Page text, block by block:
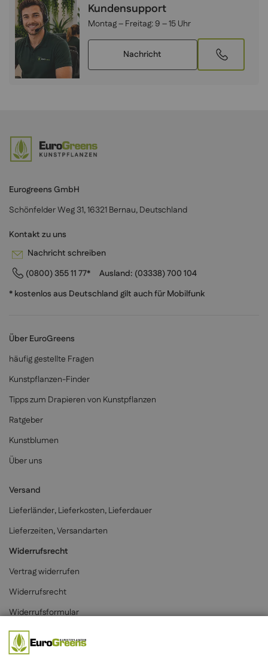
Kundensupport
Montag – Freitag: 9 – 15 Uhr
Nachricht
Eurogreens GmbH
Schönfelder Weg 31, 16321 Bernau, Deutschland
Kontakt zu uns
Nachricht schreiben
(0800) 355 11 77*
Ausland: (03338) 700 104
* kostenlos aus Deutschland gilt auch für Mobilfunk
Über EuroGreens
häufig gestellte Fragen
Kunstpflanzen-Finder
Tipps zum Drapieren von Kunstpflanzen
Ratgeber
Kunstblumen
Über uns
Versand
Lieferländer, Lieferkosten, Lieferdauer
Lieferzeiten, Versandarten
Widerrufsrecht
Vertrag widerrufen
Widerrufsrecht
Widerrufsformular
Zahlungsarten